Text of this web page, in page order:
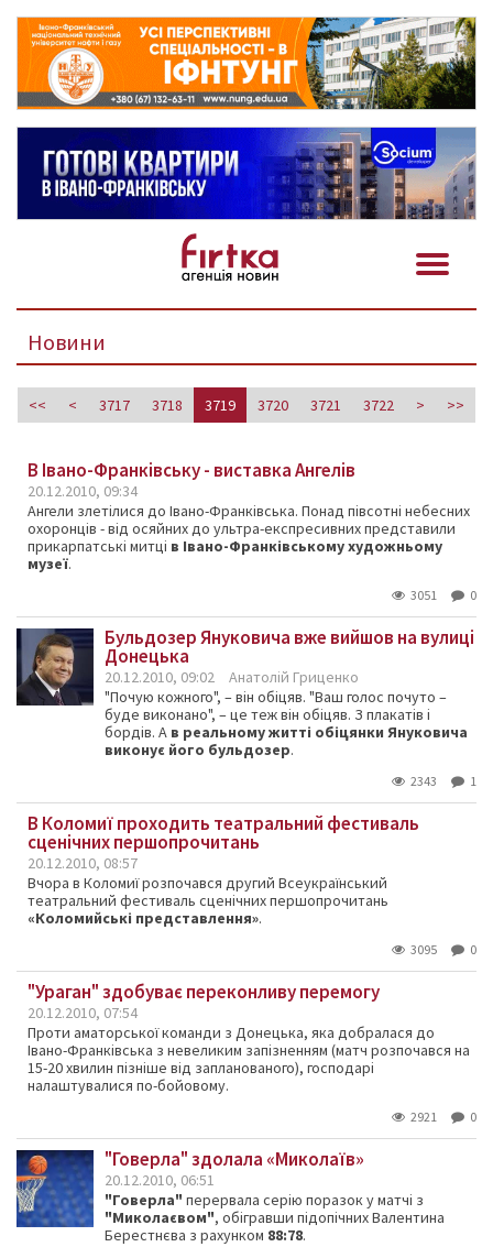
Новини
<< < 3717 3718 3719 3720 3721 3722 > >>
В Івано-Франківську - виставка Ангелів
20.12.2010, 09:34
Ангели злетілися до Івано-Франківська. Понад півсотні небесних
охоронців - від осяйних до ультра-експресивних представили
прикарпатські митці в Івано-Франківському художньому
музеї.
3051 0
Бульдозер Януковича вже вийшов на вулиці
Донецька
20.12.2010, 09:02
Анатолій Гриценко
"Почую кожного", – він обіцяв. "Ваш голос почуто –
буде виконано", – це теж він обіцяв. З плакатів і
бордів. А в реальному житті обіцянки Януковича
виконує його бульдозер.
2343 1
B Коломиї проходить театральний фестиваль
сценічних першопрочитань
20.12.2010, 08:57
Вчора в Коломиї розпочався другий Всеукраїнський
театральний фестиваль сценічних першопрочитань
«Коломийські представлення».
3095 0
"Ураган" здобуває переконливу перемогу
20.12.2010, 07:54
Проти аматорської команди з Донецька, яка добралася до
Івано-Франківська з невеликим запізненням (матч розпочався на
15-20 хвилин пізніше від запланованого), господарі
налаштувалися по-бойовому.
2921 0
"Говерла" здолала «Миколаїв»
20.12.2010, 06:51
"Говерла" перервала серію поразок у матчі з
"Миколаєвом", обігравши підопічних Валентина
Берестнєва з рахунком 88:78.